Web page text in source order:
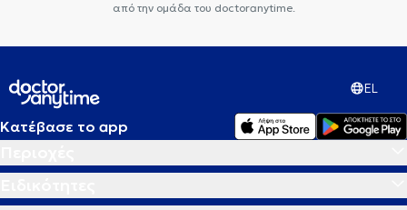
από την ομάδα του doctoranytime.
EL
Κατέβασε το app